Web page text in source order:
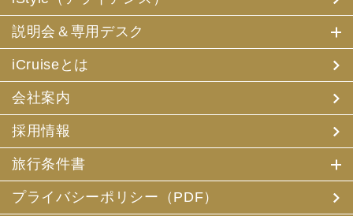
説明会＆専用デスク
iCruiseとは
会社案内
採用情報
旅行条件書
プライバシーポリシー（PDF）